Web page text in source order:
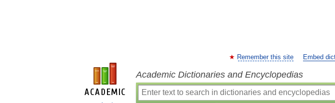
Remember this site Embed
Academic Dictionaries and Encyclopedias